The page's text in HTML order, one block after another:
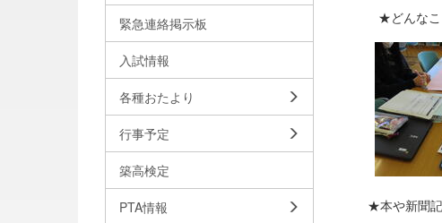
★どんなこ
★本や新聞
緊急連絡掲示板
入試情報
各種おたより
行事予定
築高検定
PTA情報